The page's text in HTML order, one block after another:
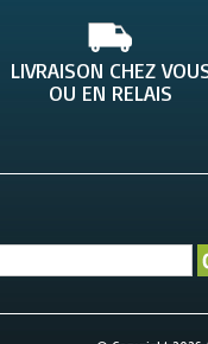
LIVRAISON CHEZ
OU EN RELAIS